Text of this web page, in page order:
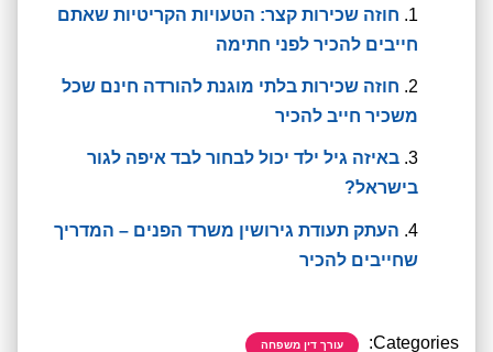
חוזה שכירות קצר: הטעויות הקריטיות שאתם
חייבים להכיר לפני חתימה
חוזה שכירות בלתי מוגנת להורדה חינם שכל
משכיר חייב להכיר
באיזה גיל ילד יכול לבחור לבד איפה לגור
בישראל?
העתק תעודת גירושין משרד הפנים – המדריך
שחייבים להכיר
Categories: עורך דין משפחה